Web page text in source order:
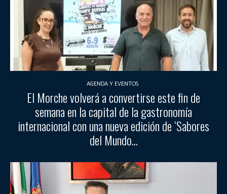
AGENDA Y EVENTOS
El Morche volverá a convertirse este fin de
semana en la capital de la gastronomía
internacional con una nueva edición de ‘Sabores
del Mundo...